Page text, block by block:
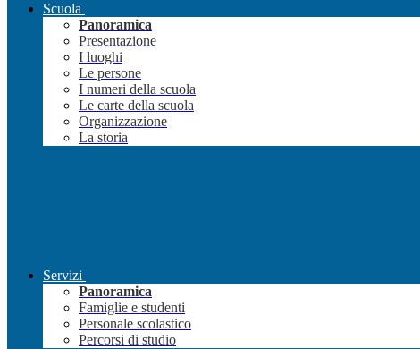
Scuola
Panoramica
Presentazione
I luoghi
Le persone
I numeri della scuola
Le carte della scuola
Organizzazione
La storia
Servizi
Panoramica
Famiglie e studenti
Personale scolastico
Percorsi di studio